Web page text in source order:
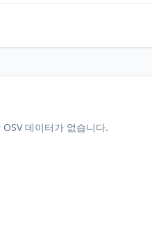
OSV 데이터가 없습니다.